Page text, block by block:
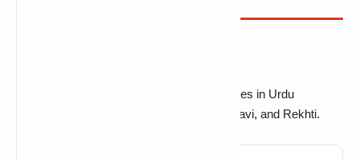
Explore fundamental terms and poetic genres in Urdu
literature, including Ghazal, Marsiya, Masnavi, and Rekhti.